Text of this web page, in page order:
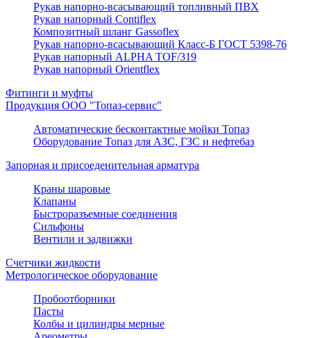
Рукав напорно-всасывающий топливный ПВХ
Рукав напорный Contiflex
Композитный шланг Gassoflex
Рукав напорно-всасывающий Класс-Б ГОСТ 5398-76
Рукав напорный ALPHA TOF/319
Рукав напорный Orientflex
Фитинги и муфты
Продукция ООО "Топаз-сервис"
Автоматические бесконтактные мойки Топаз
Оборудование Топаз для АЗС, ГЗС и нефтебаз
Запорная и присоеденительная арматура
Краны шаровые
Клапаны
Быстроразъемные соединения
Сильфоны
Вентили и задвижки
Счетчики жидкости
Метрологическое оборудование
Пробоотборники
Пасты
Колбы и цилиндры мерные